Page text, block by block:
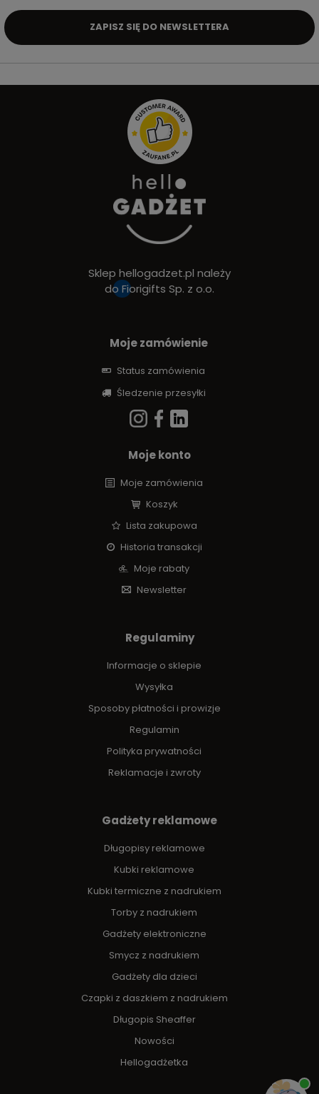
ZAPISZ SIĘ DO NEWSLETTERA
Sklep hellogadzet.pl należy
do Fiorigifts Sp. z o.o.
Moje zamówienie
Status zamówienia
Śledzenie przesyłki
Moje konto
Moje zamówienia
Koszyk
Lista zakupowa
Historia transakcji
Moje rabaty
Newsletter
Regulaminy
Informacje o sklepie
Wysyłka
Sposoby płatności i prowizje
Regulamin
Polityka prywatności
Reklamacje i zwroty
Gadżety reklamowe
Długopisy reklamowe
Kubki reklamowe
Kubki termiczne z nadrukiem
Torby z nadrukiem
Gadżety elektroniczne
Smycz z nadrukiem
Gadżety dla dzieci
Czapki z daszkiem z nadrukiem
Długopis Sheaffer
Nowości
Hellogadżetka